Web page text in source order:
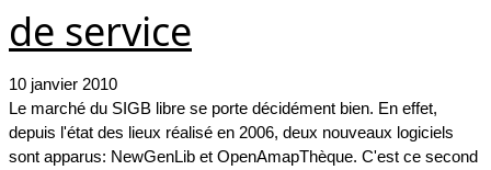
de service
10 janvier 2010
Le marché du SIGB libre se porte décidément bien. En effet,
depuis l'état des lieux réalisé en 2006, deux nouveaux logiciels
sont apparus: NewGenLib et OpenAmapThèque. C'est ce second